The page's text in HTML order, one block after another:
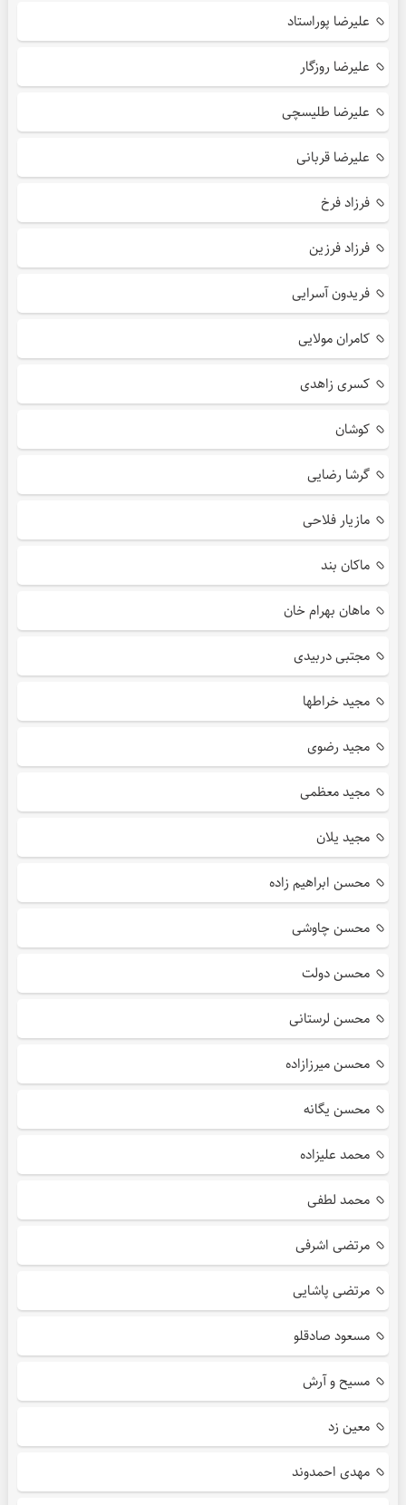
علیرضا پوراستاد
علیرضا روزگار
علیرضا طلیسچی
علیرضا قربانی
فرزاد فرخ
فرزاد فرزین
فریدون آسرایی
کامران مولایی
کسری زاهدی
کوشان
گرشا رضایی
مازیار فلاحی
ماکان بند
ماهان بهرام خان
مجتبی دربیدی
مجید خراطها
مجید رضوی
مجید معظمی
مجید یلان
محسن ابراهیم زاده
محسن چاوشی
محسن دولت
محسن لرستانی
محسن میرزازاده
محسن یگانه
محمد علیزاده
محمد لطفی
مرتضی اشرفی
مرتضی پاشایی
مسعود صادقلو
مسیح و آرش
معین زد
مهدی احمدوند